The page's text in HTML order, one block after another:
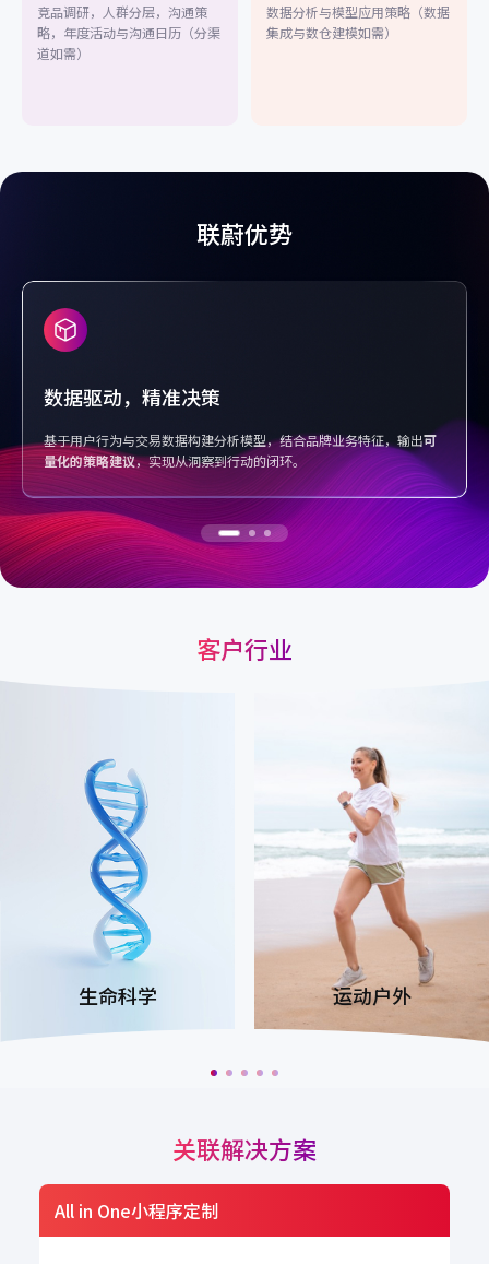
竞品调研，人群分层，沟通策
略，年度活动与沟通日历（分渠
道如需）
数据分析与模型应用策略（数据
集成与数仓建模如需）
联蔚优势
全渠道协同，体验一致
打通线上线下多触点，构建统一的用户旅程与沟通策略，提升品牌在
各场景下的用户粘性与转化效率。
客户行业
运动户外 时尚奢品
关联解决方案
企微客户运营与私域增长